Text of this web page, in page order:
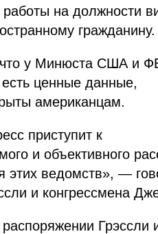
на должности
что у Минюста США и
ценные данные,
американцам.
приступит к
и объективного
этих ведомств», —
и конгрессмена
Грэссли